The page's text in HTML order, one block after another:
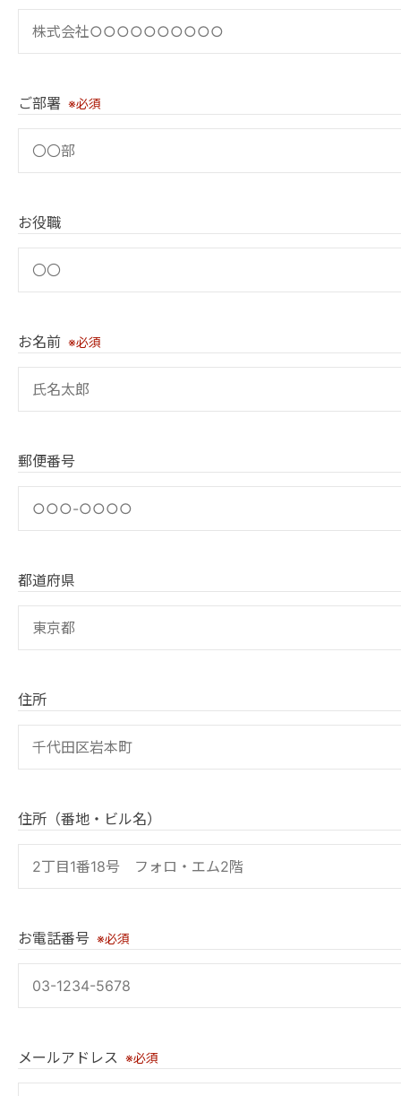
ご部署 ※必須
お役職
お名前 ※必須
郵便番号
都道府県
住所
住所（番地・ビル名）
お電話番号 ※必須
メールアドレス ※必須